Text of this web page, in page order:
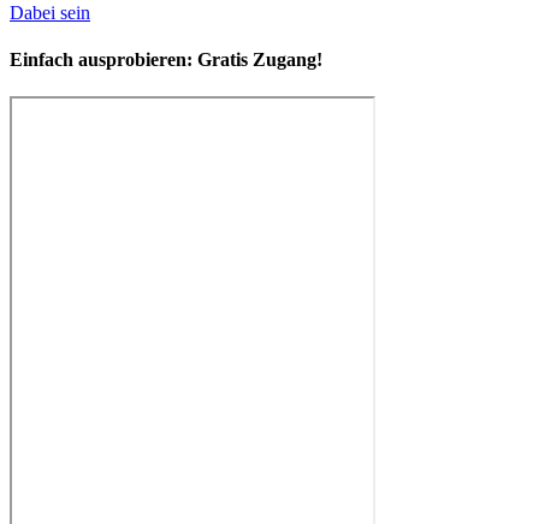
Dabei sein
Einfach ausprobieren: Gratis Zugang!